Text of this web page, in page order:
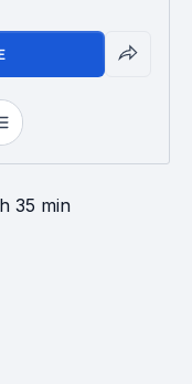
h 35 min